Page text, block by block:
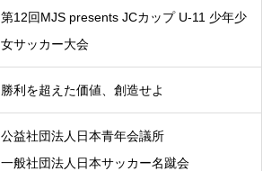
第12回MJS presents JCカップ U-11 少年少
女サッカー大会
勝利を超えた価値、創造せよ
公益社団法人日本青年会議所
一般社団法人日本サッカー名蹴会